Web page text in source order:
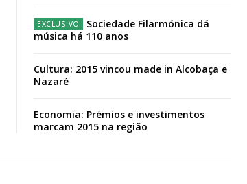
Sociedade Filarmónica dá
música há 110 anos
Cultura: 2015 vincou made in Alcobaça e
Nazaré
Economia: Prémios e investimentos
marcam 2015 na região